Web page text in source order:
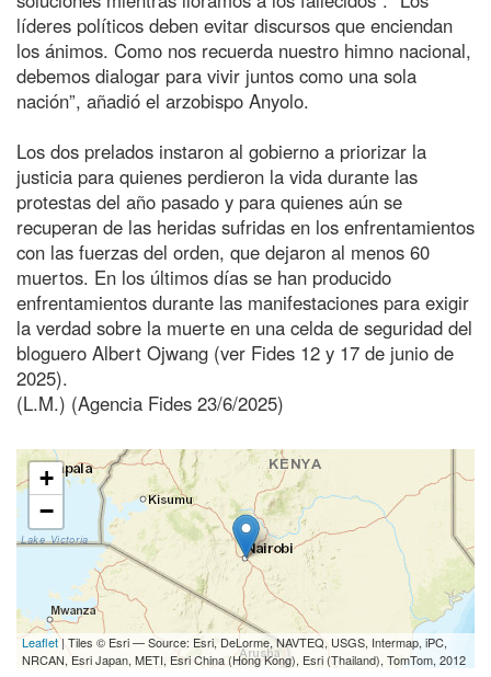
líderes políticos deben evitar discursos que enciendan
los ánimos. Como nos recuerda nuestro himno nacional,
debemos dialogar para vivir juntos como una sola
nación”, añadió el arzobispo Anyolo.
Los dos prelados instaron al gobierno a priorizar la
justicia para quienes perdieron la vida durante las
protestas del año pasado y para quienes aún se
recuperan de las heridas sufridas en los enfrentamientos
con las fuerzas del orden, que dejaron al menos 60
muertos. En los últimos días se han producido
enfrentamientos durante las manifestaciones para exigir
la verdad sobre la muerte en una celda de seguridad del
bloguero Albert Ojwang (ver Fides 12 y 17 de junio de
2025).
(L.M.) (Agencia Fides 23/6/2025)
+
−
Leaflet | Tiles © Esri — Source: Esri, DeLorme, NAVTEQ, USGS, Intermap, iPC,
NRCAN, Esri Japan, METI, Esri China (Hong Kong), Esri (Thailand), TomTom, 2012